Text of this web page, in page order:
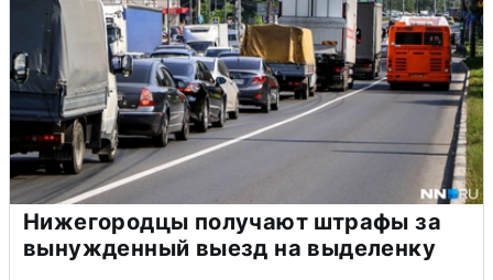
Нижегородцы получают штрафы за
вынужденный выезд на выделенку